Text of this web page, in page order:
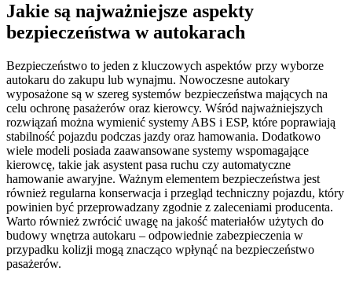
Jakie są najważniejsze aspekty
bezpieczeństwa w autokarach
Bezpieczeństwo to jeden z kluczowych aspektów przy wyborze
autokaru do zakupu lub wynajmu. Nowoczesne autokary
wyposażone są w szereg systemów bezpieczeństwa mających na
celu ochronę pasażerów oraz kierowcy. Wśród najważniejszych
rozwiązań można wymienić systemy ABS i ESP, które poprawiają
stabilność pojazdu podczas jazdy oraz hamowania. Dodatkowo
wiele modeli posiada zaawansowane systemy wspomagające
kierowcę, takie jak asystent pasa ruchu czy automatyczne
hamowanie awaryjne. Ważnym elementem bezpieczeństwa jest
również regularna konserwacja i przegląd techniczny pojazdu, który
powinien być przeprowadzany zgodnie z zaleceniami producenta.
Warto również zwrócić uwagę na jakość materiałów użytych do
budowy wnętrza autokaru – odpowiednie zabezpieczenia w
przypadku kolizji mogą znacząco wpłynąć na bezpieczeństwo
pasażerów.